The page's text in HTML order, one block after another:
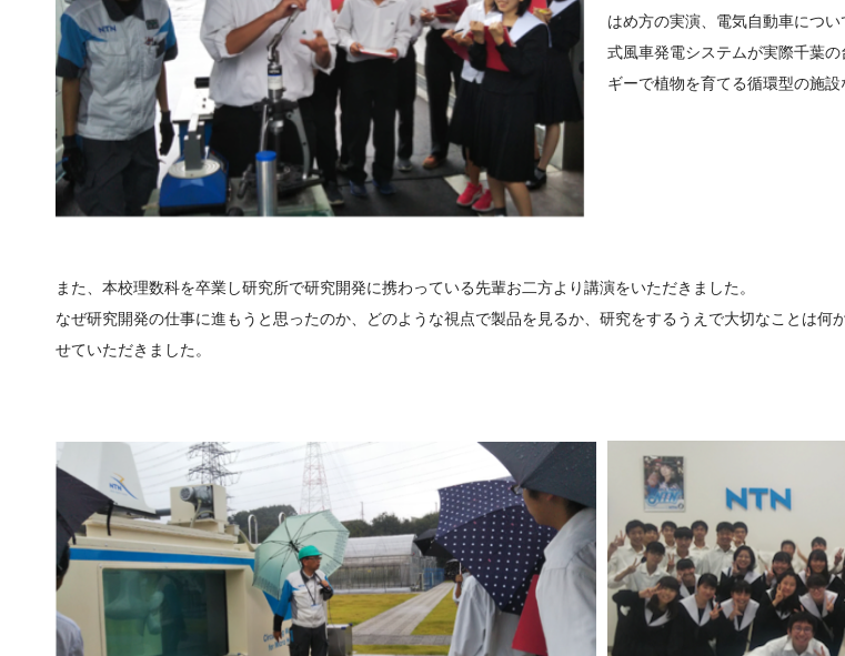
はめ方の実演、電気自動車につ
式風車発電システムが実際千葉
ギーで植物を育てる循環型の施
また、本校理数科を卒業し研究所で研究開発に携わっている先輩お二方より講演をいただきました。
なぜ研究開発の仕事に進もうと思ったのか、どのような視点で製品を見るか、研究をするうえで大切なことは何
せていただきました。